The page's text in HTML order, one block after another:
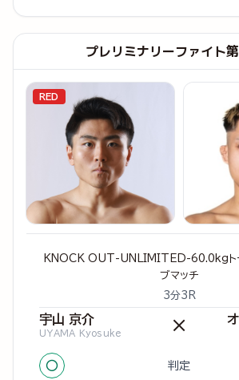
プレリミナリーファイト
RED
KNOCK OUT-UNLIMITED-60.0kgトー
ブマッチ
3分3R
宇山 京介
UYAMA Kyosuke ×
○ 判定